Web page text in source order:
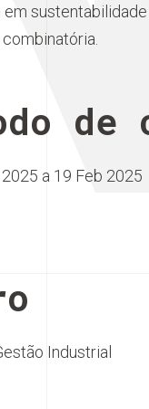
de
a 19 Feb 2025
Industrial